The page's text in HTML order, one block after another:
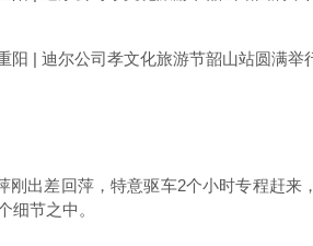
出差回萍，特意驱车2个小时专程赶来
细节之中。